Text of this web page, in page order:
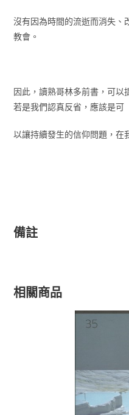
沒有因為時間的流逝而消失、
教會。
因此，讀熟哥林多前書，可以
若是我們認真反省，應該是可
以讓持續發生的信仰問題，在
備註
相關商品